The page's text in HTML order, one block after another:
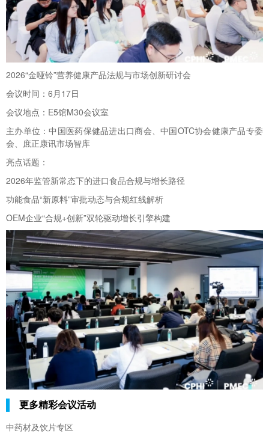
2026“金哑铃”营养健康产品法规与市场创新研讨会
会议时间：6月17日
会议地点：E5馆M30会议室
主办单位：中国医药保健品进出口商会、中国OTC协会健康产品专委
会、庶正康讯市场智库
亮点话题：
2026年监管新常态下的进口食品合规与增长路径
功能食品“新原料”审批动态与合规红线解析
OEM企业“合规+创新”双轮驱动增长引擎构建
更多精彩会议活动
中药材及饮片专区